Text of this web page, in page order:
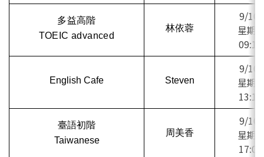
多益高階
TOEIC advanced
林依蓉
9/10
星期
English Cafe Steven
9/10
星期
臺語初階
Taiwanese
周美香
9/10
星期